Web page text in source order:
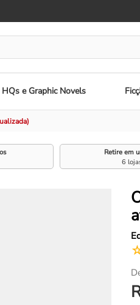
HQs e Graphic Novels
Retire em
6